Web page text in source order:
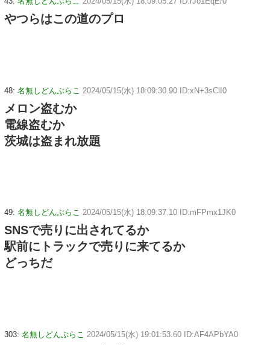
やつらはこの道のプロ
48: 名無しどんぶらこ 2024/05/15(水) 18:09:30.90 ID:xN+3sClI0
メロン盗むか
電線盗むか
茨城は盗まれ放題
49: 名無しどんぶらこ 2024/05/15(水) 18:09:37.10 ID:mFPmx1JK0
SNSで売りに出されてるか
駅前にトラックで売りに来てるか
どっちだ
303: 名無しどんぶらこ 2024/05/15(水) 19:01:53.60 ID:AF4APbYA0